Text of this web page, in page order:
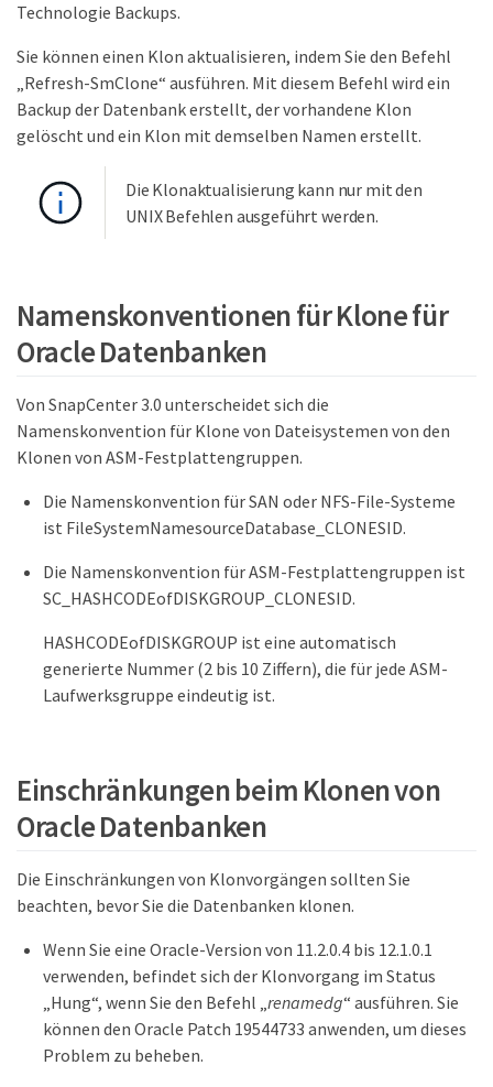
Technologie Backups.
Sie können einen Klon aktualisieren, indem Sie den Befehl
„Refresh-SmClone“ ausführen. Mit diesem Befehl wird ein
Backup der Datenbank erstellt, der vorhandene Klon
gelöscht und ein Klon mit demselben Namen erstellt.
Die Klonaktualisierung kann nur mit den
UNIX Befehlen ausgeführt werden.
Namenskonventionen für Klone für
Oracle Datenbanken
Von SnapCenter 3.0 unterscheidet sich die
Namenskonvention für Klone von Dateisystemen von den
Klonen von ASM-Festplattengruppen.
Die Namenskonvention für SAN oder NFS-File-Systeme
ist FileSystemNamesourceDatabase_CLONESID.
Die Namenskonvention für ASM-Festplattengruppen ist
SC_HASHCODEofDISKGROUP_CLONESID.
HASHCODEofDISKGROUP ist eine automatisch
generierte Nummer (2 bis 10 Ziffern), die für jede ASM-
Laufwerksgruppe eindeutig ist.
Einschränkungen beim Klonen von
Oracle Datenbanken
Die Einschränkungen von Klonvorgängen sollten Sie
beachten, bevor Sie die Datenbanken klonen.
Wenn Sie eine Oracle-Version von 11.2.0.4 bis 12.1.0.1
verwenden, befindet sich der Klonvorgang im Status
„Hung“, wenn Sie den Befehl „renamedg“ ausführen. Sie
können den Oracle Patch 19544733 anwenden, um dieses
Problem zu beheben.